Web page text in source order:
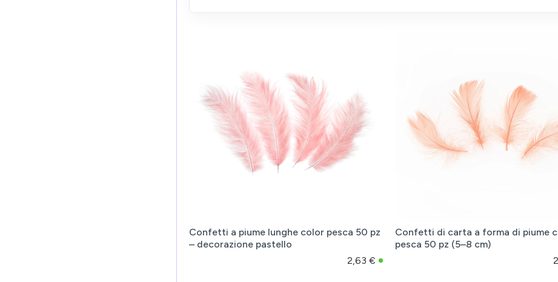
Confetti a piume lunghe color pesca 50 pz
– decorazione pastello
2,63 €
Confetti di carta a forma di piume
pesca 50 pz (5–8 cm)